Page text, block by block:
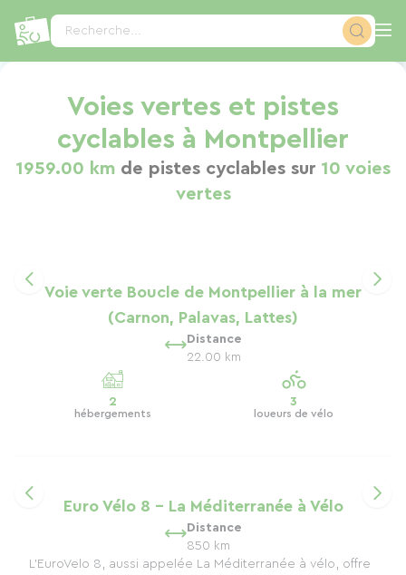
Recherche...
Voies vertes et pistes
cyclables à Montpellier
1959.00 kmde pistes cyclables sur 10 voies
vertes
Voie verte Boucle de Montpellier à la mer
(Carnon, Palavas, Lattes)
Distance
22.00 km
2
hébergements
3
loueurs de vélo
Euro Vélo 8 - La Méditerranée à Vélo
Distance
850 km
L’EuroVelo 8, aussi appelée La Méditerranée à vélo, offre
Panneau de gestion des cookies